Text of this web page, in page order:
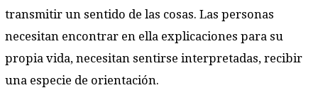
transmitir un sentido de las cosas. Las personas
necesitan encontrar en ella explicaciones para su
propia vida, necesitan sentirse interpretadas, recibir
una especie de orientación.